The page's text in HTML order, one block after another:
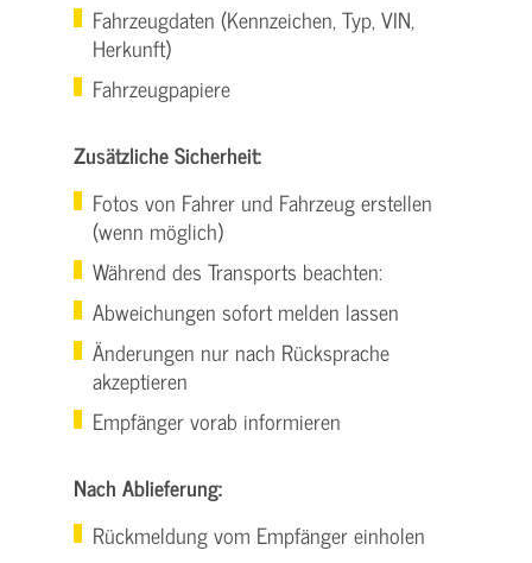
Fahrzeugdaten (Kennzeichen, Typ, VIN,
Herkunft)
Fahrzeugpapiere
Zusätzliche Sicherheit:
Fotos von Fahrer und Fahrzeug erstellen
(wenn möglich)
Während des Transports beachten:
Abweichungen sofort melden lassen
Änderungen nur nach Rücksprache
akzeptieren
Empfänger vorab informieren
Nach Ablieferung:
Rückmeldung vom Empfänger einholen